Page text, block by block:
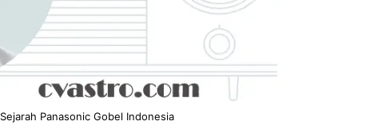
Sejarah Panasonic Gobel Indonesia